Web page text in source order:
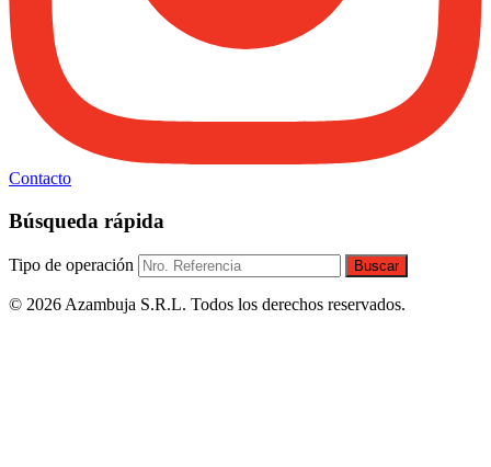
Contacto
Búsqueda rápida
Tipo de operación Buscar
© 2026 Azambuja S.R.L. Todos los derechos reservados.